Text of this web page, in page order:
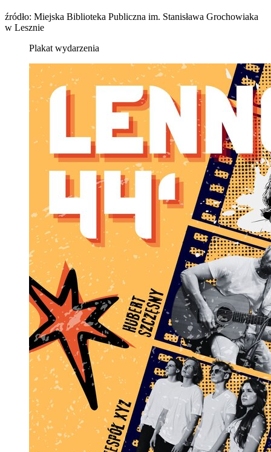
źródło: Miejska Biblioteka Publiczna im. Stanisława Grochowiaka
w Lesznie
Plakat wydarzenia